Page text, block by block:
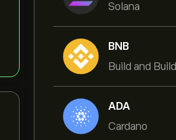
Solana
BNB
Build and Build
ADA
Cardano